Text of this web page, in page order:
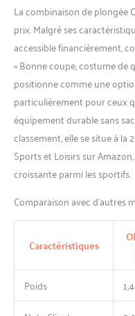
La combinaison de plongée
prix. Malgré ses
accessible financièrement,
« Bonne coupe, costume de
positionne comme une
particulièrement pour ceux
équipement durable sans
classement, elle se situe à
Sports et Loisirs sur
croissante parmi les sportifs.
Comparaison avec d’autres
Caractéristiques
Poids